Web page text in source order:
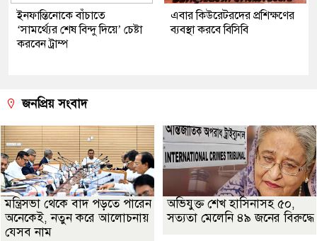
ইনফান্তিনোকে বাঁচাতে
‘সামর্থ্যের শেষ বিন্দু দিয়ে’ চেষ্টা
করবেন ট্রাম্প
এবার কিউরেটরদের প্রশিক্ষণের
ব্যবস্থা করবে বিসিবি
জনপ্রিয় সংবাদ
মন্ত্রিসভা থেকে বাদ পড়তে পারেন
অনেকেই, নতুন করে আলোচনায়
যেসব নাম
অভিযুক্ত শেখ হাসিনাসহ ৫০,
সত্যতা মেলেনি ৪৯ জনের বিরুদ্ধে